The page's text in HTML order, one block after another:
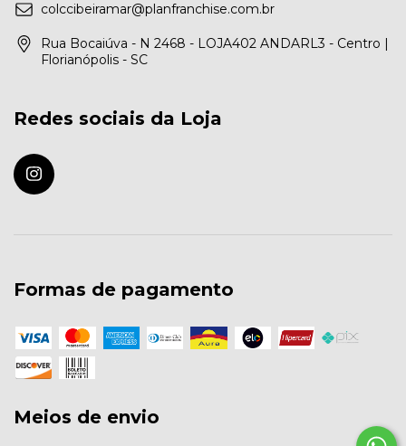
colccibeiramar@planfranchise.com.br
Rua Bocaiúva - N 2468 - LOJA402 ANDARL3 - Centro |
Florianópolis - SC
Redes sociais da Loja
Formas de pagamento
Meios de envio